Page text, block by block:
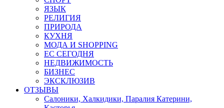
ЯЗЫК
РЕЛИГИЯ
ПРИРОДА
КУХНЯ
МОДА И SHOPPING
ЕС СЕГОДНЯ
НЕДВИЖИМОСТЬ
БИЗНЕС
ЭКСКЛЮЗИВ
ОТЗЫВЫ
Салоники, Халкидики, Паралия Катерини,